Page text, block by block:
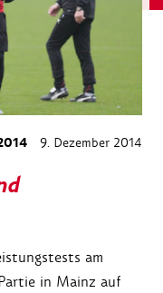
9. Dezember 2014
am
in Mainz auf